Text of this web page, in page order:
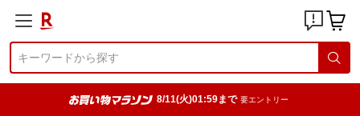
8/11(火)01:59まで 要エントリー